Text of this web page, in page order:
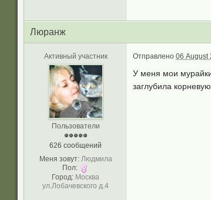
Люранж
Активный участник
Пользователи
626 сообщений
Меня зовут: Людмила
Пол:
Город: Москва
ул.Лобачевского д.4
Отправлено 06 August
У меня мои
заглубила